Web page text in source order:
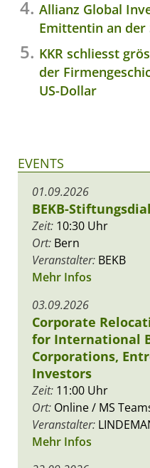
Allianz Global
Emittentin an der
KKR schliesst
der
US-Dollar
EVENTS
01.09.2026
BEKB-
Zeit: 10:30 Uhr
Ort: Bern
Veranstalter: BEKB
Mehr Infos
03.09.2026
Corporate
for International
Corporations,
Investors
Zeit: 11:00 Uhr
Ort: Online / MS
Veranstalter:
Mehr Infos